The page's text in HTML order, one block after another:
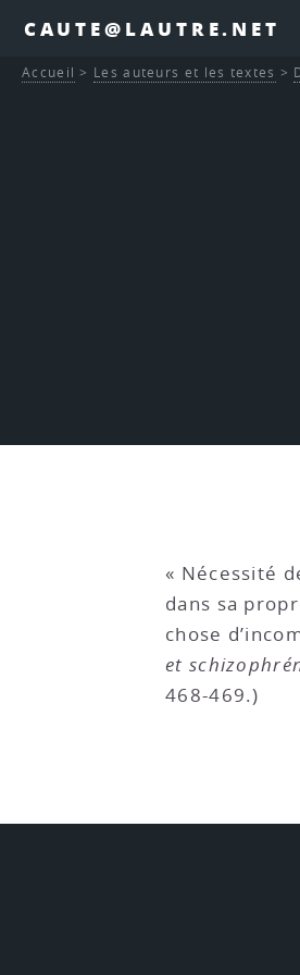
CAUTE@LAUTRE.NET
Accueil > Les auteurs et les textes >
« Nécessité
dans sa
chose
et
468-469.)